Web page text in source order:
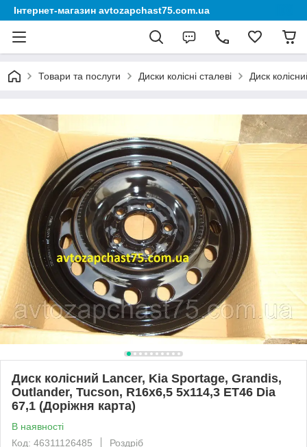
Інтернет-магазин avtozapchast75.com.ua
Товари та послуги Диски колісні сталеві Диск
Диск колісний Lancer, Kia Sportage, Grandis,
Outlander, Tucson, R16x6,5 5x114,3 ET46 Dia
67,1 (Доріжня карта)
В наявності
Код: 46311126485
Роздріб